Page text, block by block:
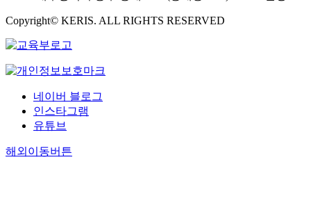
Copyright© KERIS. ALL RIGHTS RESERVED
네이버 블로그
인스타그램
유튜브
해외이동버튼